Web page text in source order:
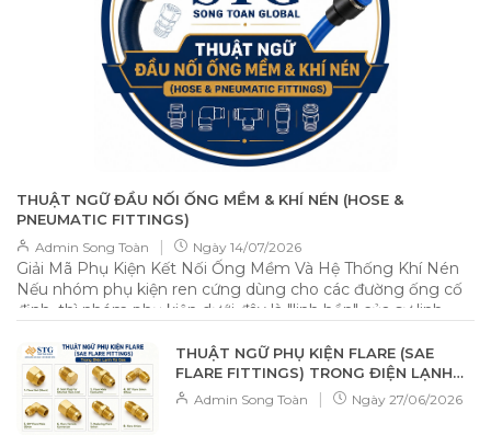
THUẬT NGỮ ĐẦU NỐI ỐNG MỀM & KHÍ NÉN (HOSE &
PNEUMATIC FITTINGS)
Admin Song Toàn | Ngày 14/07/2026
Giải Mã Phụ Kiện Kết Nối Ống Mềm Và Hệ Thống Khí Nén
Nếu nhóm phụ kiện ren cứng dùng cho các đường ống cố
định, thì nhóm phụ kiện dưới đây là "linh hồn" của sự linh
một cách nhanh chóng và hiệu quả. 📌 Tổng quan Nhóm
phụ kiện này được thiết kế để kết nối ống mềm (Flexible
Hose). Đặc điểm nhận dạng tiêu biểu nhất chính là phần
đuôi chuột (Barbed) — các gờ nổi hình xương cá giúp bám
THUẬT NGỮ PHỤ KIỆN FLARE (SAE
FLARE FITTINGS) TRONG ĐIỆN LẠNH
VÀ GAS
Admin Song Toàn | Ngày 27/06/2026